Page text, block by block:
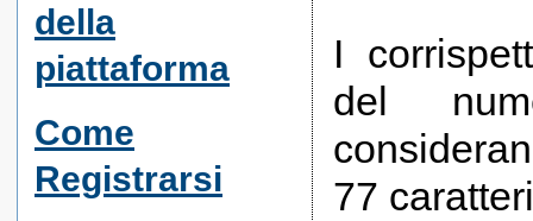
della
piattaforma
Come
Registrarsi
I
del
77